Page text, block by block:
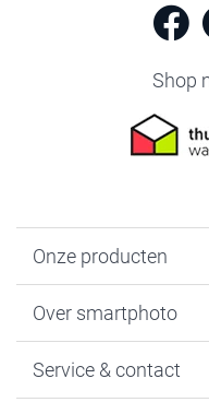
Shop
Onze producten
Fotoboeken
Fotocadeaus
Over smartphoto
Vacatures
Service & contact